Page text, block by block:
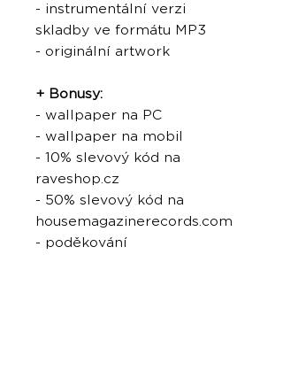
- instrumentální verzi
skladby ve formátu MP3
- originální artwork
+ Bonusy:
- wallpaper na PC
- wallpaper na mobil
- 10% slevový kód na
raveshop.cz
- 50% slevový kód na
housemagazinerecords.com
- poděkování